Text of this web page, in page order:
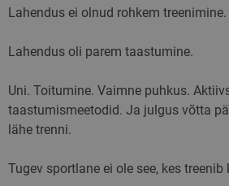
Lahendus ei olnud rohkem treenimine.
Lahendus oli parem taastumine.
Uni. Toitumine. Vaimne puhkus.
taastumismeetodid. Ja julgus võtta
lähe trenni.
Tugev sportlane ei ole see, kes treenib